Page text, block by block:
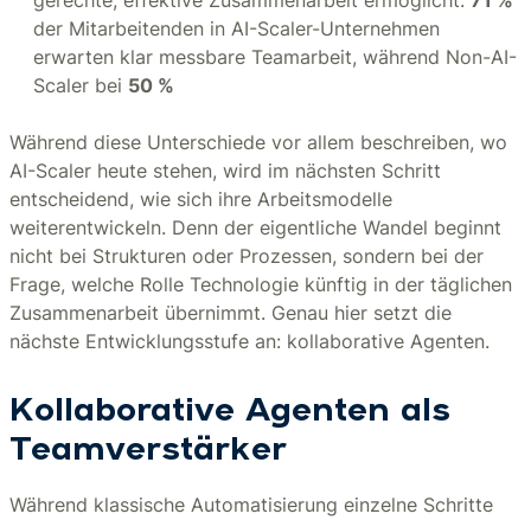
der Mitarbeitenden in AI-Scaler-Unternehmen
erwarten klar messbare Teamarbeit, während Non-AI-
Scaler bei 50 %
Während diese Unterschiede vor allem beschreiben, wo
AI-Scaler heute stehen, wird im nächsten Schritt
entscheidend, wie sich ihre Arbeitsmodelle
weiterentwickeln. Denn der eigentliche Wandel beginnt
nicht bei Strukturen oder Prozessen, sondern bei der
Frage, welche Rolle Technologie künftig in der täglichen
Zusammenarbeit übernimmt. Genau hier setzt die
nächste Entwicklungsstufe an: kollaborative Agenten.
Kollaborative Agenten als
Teamverstärker
Während klassische Automatisierung einzelne Schritte